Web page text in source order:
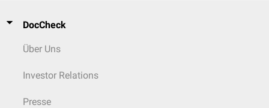
DocCheck
Über Uns
Investor Relations
Presse